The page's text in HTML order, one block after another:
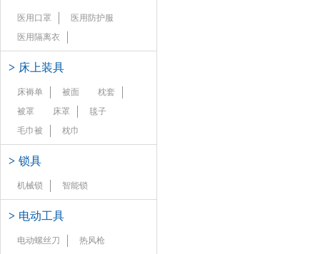
医用口罩
医用防护服
医用隔离衣
> 床上装具
床褥单 被面
枕套
被罩
床罩
毯子
毛巾被
枕巾
> 锁具
机械锁 智能锁
> 电动工具
电动螺丝刀
热风枪